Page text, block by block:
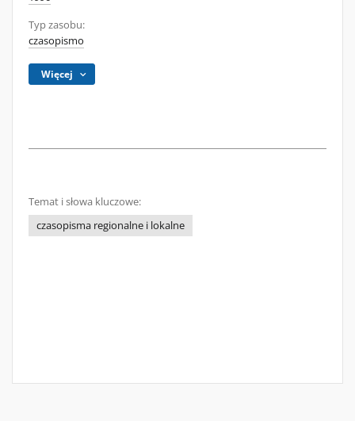
Typ zasobu:
czasopismo
Więcej
Temat i słowa kluczowe:
czasopisma regionalne i lokalne